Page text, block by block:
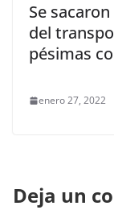
Se
del
pésimas
enero 27, 2022
Deja un